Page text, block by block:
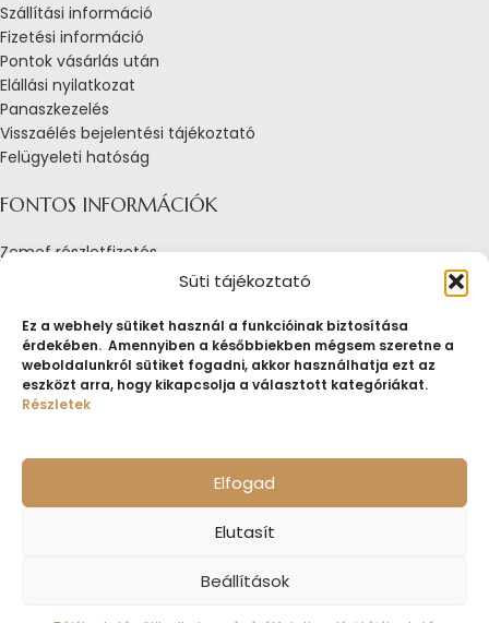
Süti tájékoztató
Ez a webhely sütiket használ a funkcióinak biztosítása
érdekében. Amennyiben a későbbiekben mégsem szeretne a
weboldalunkról sütiket fogadni, akkor használhatja ezt az
eszközt arra, hogy kikapcsolja a választott kategóriákat.
Részletek
Elfogad
Elutasít
Beállítások
Szállítási információ
Fizetési információ
Pontok vásárlás után
Elállási nyilatkozat
Panaszkezelés
Visszaélés bejelentési tájékoztató
Felügyeleti hatóság
FONTOS INFORMÁCIÓK
Zemef részletfizetés
Adatkezelési tájékoztató
Tájékoztató sütik alkalmazásáról
Fogyasztóvédelmi tájékoztató
Jogi nyilatkozat
Impresszum